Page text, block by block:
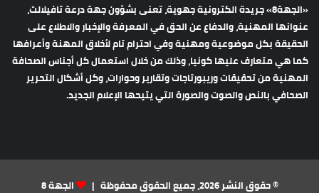
«الجهة8» جريدة الكترونية جهوية، تعنى بشؤون جهة درعة تافيلالت،
عنوانها المهنية، والدفاع عن الحق في المعرفة والإخبار والاطلاع على
الحقيقة بكل موضوعية ومهنية وفي احترام تام لأخلاق المهنة وأعرافها
كما هي متعارف عليها كونيا، وذلك من خلال استعمال كل أجناس الصحافة
المهنية من تحقيقات وريبورتاجات وتقارير وحوارات، وكل أشكال التحرير
الصحافي بالنص والصوت والصورة التي يتيحها الإعلام الجديد.
© حقوق النشر 2026، جميع الحقوق محفوظة | الجهة 8